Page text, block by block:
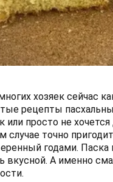
хозяек сейчас
рецепты
или просто не
случае точно
годами. Паска
вкусной. А именно